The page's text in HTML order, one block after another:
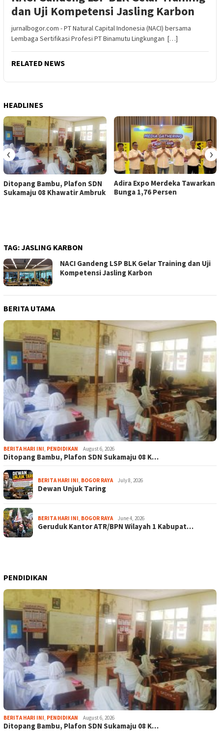
dan Uji Kompetensi Jasling Karbon
jurnalbogor.com - PT Natural Capital Indonesia (NACI) bersama
Lembaga Sertifikasi Profesi PT Binamutu Lingkungan […]
RELATED NEWS
HEADLINES
Ditopang Bambu, Plafon SDN
Sukamaju 08 Khawatir Ambruk
Adira Expo Merdeka Tawarkan
Bunga 1,76 Persen
‹ ›
TAG:JASLING KARBON
NACI Gandeng LSP BLK Gelar Training dan Uji
Kompetensi Jasling Karbon
BERITA UTAMA
BERITA HARI INI, PENDIDIKAN August 6, 2026
Ditopang Bambu, Plafon SDN Sukamaju 08 K…
BERITA HARI INI, BOGOR RAYA July 8, 2026
Dewan Unjuk Taring
BERITA HARI INI, BOGOR RAYA June 4, 2026
Geruduk Kantor ATR/BPN Wilayah 1 Kabupat…
PENDIDIKAN
BERITA HARI INI, PENDIDIKAN August 6, 2026
Ditopang Bambu, Plafon SDN Sukamaju 08 K…